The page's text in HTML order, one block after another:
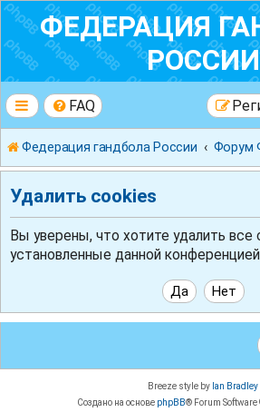
ФЕДЕРАЦИЯ
РОССИИ
FAQ
Федерация гандбола России
Удалить cookies
Вы уверены, что хотите удалить все
установленные данной
Breeze style by Ian Bradley
Создано на основе phpBB® Forum